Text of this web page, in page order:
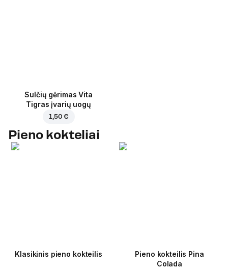
Sulčių gėrimas Vita
Tigras įvarių uogų
1,50 €
Pieno kokteliai
Klasikinis pieno kokteilis
Pieno kokteilis Pina
Colada